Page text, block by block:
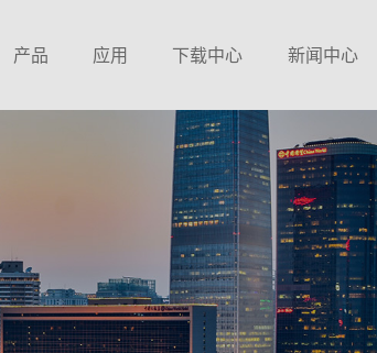
产品
Flash单片机
Flash单片机
专用控制SOC
应用
家电方案
照明方案
下载中心
锦锐MCU选型表
CA51系列MTP资料
CA51系列MCU资料
CA32系列MCU资料
MCU中文环保报告
新闻中心
公司新闻
行业动态
常见问题